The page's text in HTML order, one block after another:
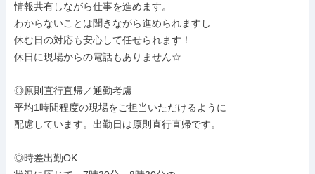
情報共有しながら仕事を進めます。
わからないことは聞きながら進められますし
休む日の対応も安心して任せられます！
休日に現場からの電話もありません☆
◎原則直行直帰／通勤考慮
平均1時間程度の現場をご担当いただけるように
配慮しています。出勤日は原則直行直帰です。
◎時差出勤OK